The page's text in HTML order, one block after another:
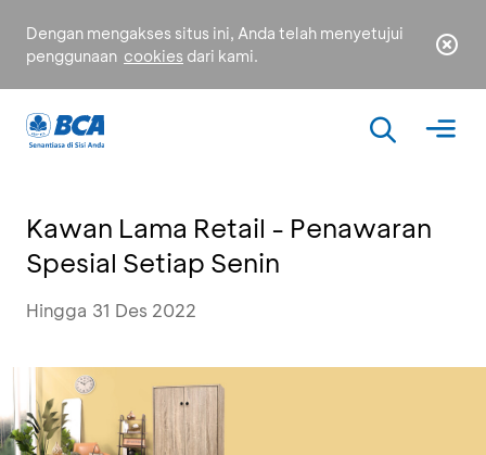
Dengan mengakses situs ini, Anda telah menyetujui
penggunaan cookies dari kami.
Kawan Lama Retail - Penawaran
Spesial Setiap Senin
Hingga 31 Des 2022